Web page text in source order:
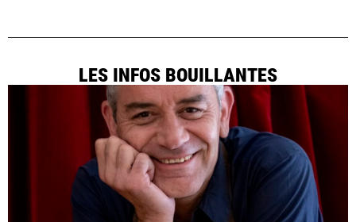
LES INFOS BOUILLANTES